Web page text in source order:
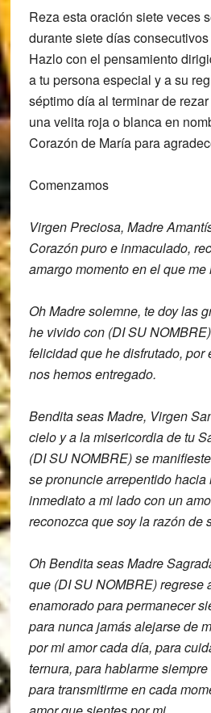
Reza esta oración siete veces
durantesiete días
Hazlo con el pensamiento
a tu persona especial y a su
séptimo día al terminar de
una velita roja o blanca en
Corazón de María para
Comenzamos
Virgen Preciosa, Madre
Corazón puro e inmaculado,
amargo momento enel que me
Oh Madre solemne, te doylas
he vividocon (DI SU
felicidad que he disfrutado, por
nos hemos entregado.
Bendita seas Madre, Virgen
cielo y a la misericordia de tu
(DI SU NOMBRE) se
sepronuncie arrepentido hacia
inmediato a mi lado con un
reconozca que soy la razón de
Oh Bendita seas Madre S
que (DI SU NOMBRE)regrese
enamoradopara permanecer
para nunca jamás alejarse de
por mi amor cada día, para
ternura, parahablarme
paratransmitirme en cada